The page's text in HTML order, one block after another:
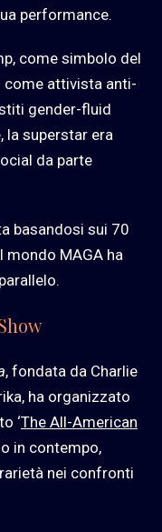
performance.
come simbolo del
come attivista anti-
gender-fluid
la superstar era
da parte
basandosi sui 70
mondo MAGA ha
, fondata da Charlie
ha organizzato
‘The All-American
in contempo,
nei confronti